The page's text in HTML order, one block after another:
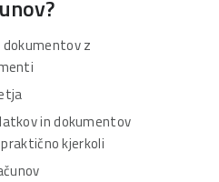
z
in dokumentov
kjerkoli